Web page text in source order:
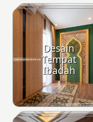
Desain
Tempat
Ibadah